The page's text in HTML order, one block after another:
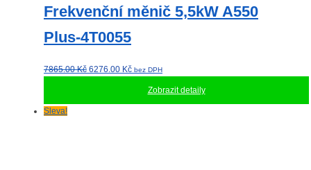
Frekvenční měnič 5,5kW A550
Plus-4T0055
7865.00Kč Původní
6276.00 KčAktuální
bez DPH
Zobrazit detaily
Sleva!